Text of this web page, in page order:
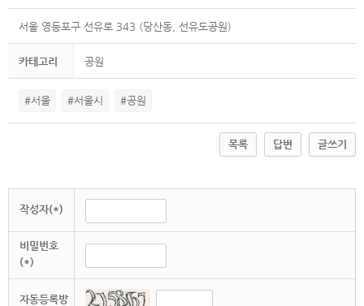
서울 영등포구 선유로 343 (당산동, 선유도공원)
카테고리 공원
#서울 #서울시 #공원
목록 답변 글쓰기
작성자(*)
비밀번호
(*)
자동등록방